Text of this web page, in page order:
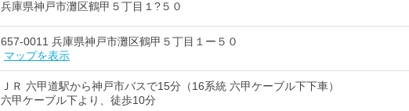
兵庫県神戸市灘区鶴甲５丁目１?５０
657-0011 兵庫県神戸市灘区鶴甲５丁目１ー５０
マップを表示
ＪＲ 六甲道駅から神戸市バスで15分（16系統 六甲ケーブル下下車）
六甲ケーブル下より、徒歩10分